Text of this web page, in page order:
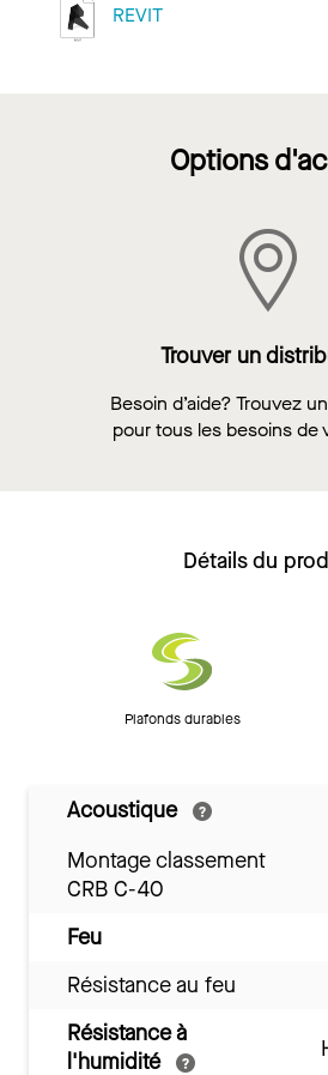
REVIT
Options
Trouver un
Besoin d’aide? Trouvez
pour tous les besoins de
Détails du
Plafonds durables
Acoustique
Montage classement
CRB C-40
Feu
Résistance au feu
Résistance à
l'humidité